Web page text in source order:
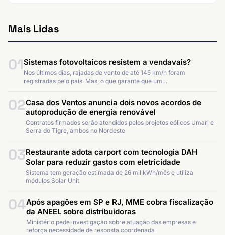
Mais Lidas
01Sistemas fotovoltaicos resistem a vendavais?
Nos últimos dias, rajadas de vento de até 145 km/h foram
registradas pelo país. Mas, o que garante que um…
02Casa dos Ventos anuncia dois novos acordos de
autoprodução de energia renovável
Contratos firmados serão atendidos pelos projetos eólicos Umari e
Serra do Tigre, ambos no Nordeste
03Restaurante adota carport com tecnologia DAH
Solar para reduzir gastos com eletricidade
Sistema tem geração estimada de 26 mil kWh/mês e utiliza
módulos Solar Unit
04Após apagões em SP e RJ, MME cobra fiscalização
da ANEEL sobre distribuidoras
Ministério pede investigação sobre atuação das empresas e
reforça necessidade de resposta coordenada